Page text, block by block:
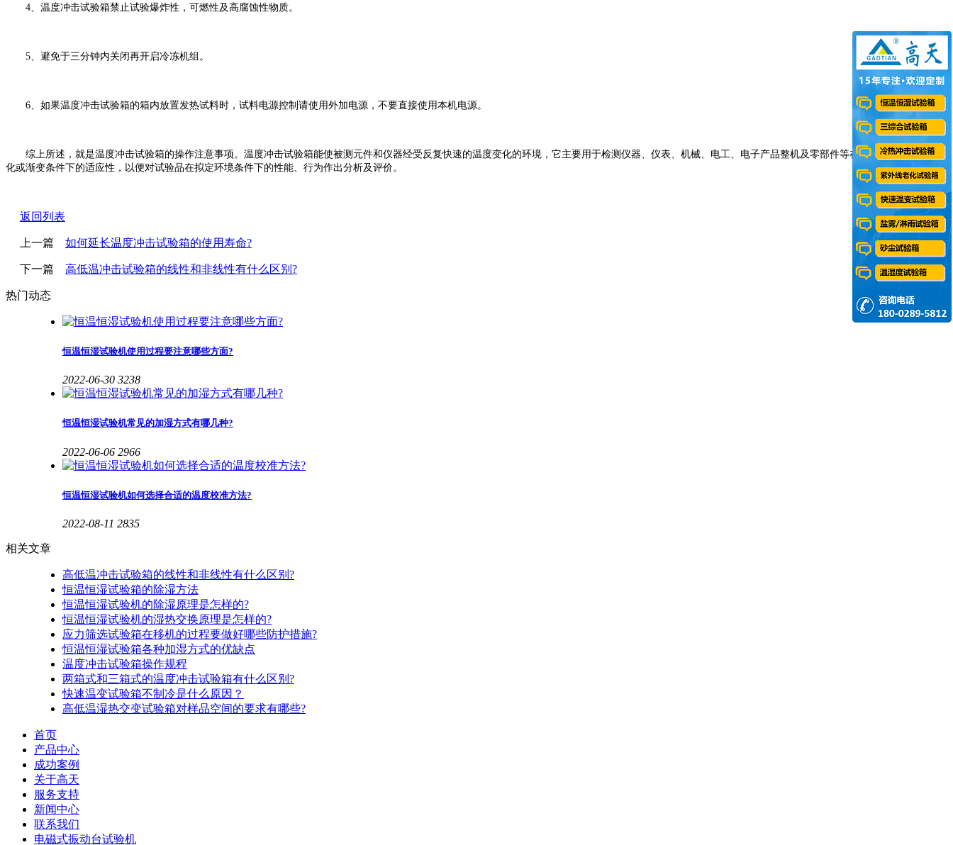
4、温度冲击试验箱禁止试验爆炸性，可燃性及高腐蚀性物质。
5、避免于三分钟内关闭再开启冷冻机组。
6、如果温度冲击试验箱的箱内放置发热试料时，试料电源控制请使用外加电源，不要直接使用本机电源。
综上所述，就是温度冲击试验箱的操作注意事项。温度冲击试验箱能使被测元件和仪器经受反复快速的温度变化的环境，它主要用于检测仪器、仪表、机械、电工、电子产品整机及零部件等在耐寒、温度快速变
化或渐变条件下的适应性，以便对试验品在拟定环境条件下的性能、行为作出分析及评价。
返回列表
上一篇 如何延长温度冲击试验箱的使用寿命?
下一篇 高低温冲击试验箱的线性和非线性有什么区别?
热门动态
恒温恒湿试验机使用过程要注意哪些方面?
2022-06-30 3238
恒温恒湿试验机常见的加湿方式有哪几种?
2022-06-06 2966
恒温恒湿试验机如何选择合适的温度校准方法?
2022-08-11 2835
相关文章
高低温冲击试验箱的线性和非线性有什么区别?
恒温恒湿试验箱的除湿方法
恒温恒湿试验机的除湿原理是怎样的?
恒温恒湿试验机的湿热交换原理是怎样的?
应力筛选试验箱在移机的过程要做好哪些防护措施?
恒温恒湿试验箱各种加湿方式的优缺点
温度冲击试验箱操作规程
两箱式和三箱式的温度冲击试验箱有什么区别?
快速温变试验箱不制冷是什么原因？
高低温湿热交变试验箱对样品空间的要求有哪些?
首页
产品中心
成功案例
关于高天
服务支持
新闻中心
联系我们
电磁式振动台试验机